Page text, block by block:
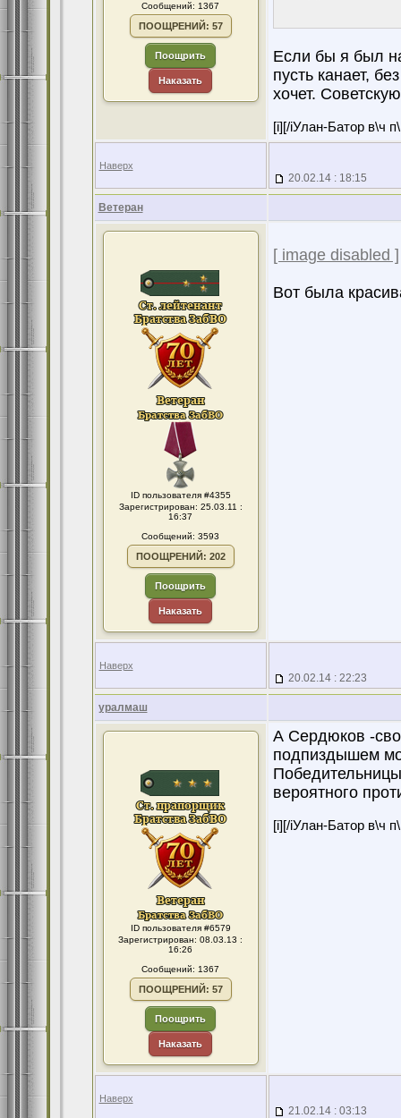
Сообщений: 1367
ПООЩРЕНИЙ: 57
Поощрить
Наказать
Если бы я был
пусть канает,
хочет.
[i][/iУлан-Батор в\ч
Наверх
20.02.14 : 18:15
Ветеран
ID пользователя #4355
Зарегистрирован: 25.03.11 :
16:37
Сообщений: 3593
ПООЩРЕНИЙ: 202
Поощрить
Наказать
[ image disabled ]
Вот была
Наверх
20.02.14 : 22:23
уралмаш
ID пользователя #6579
Зарегистрирован: 08.03.13 :
16:26
Сообщений: 1367
ПООЩРЕНИЙ: 57
Поощрить
Наказать
А Сердюков -
подпиздышем
вероятного
[i][/iУлан-Батор в\ч
Наверх
21.02.14 : 03:13